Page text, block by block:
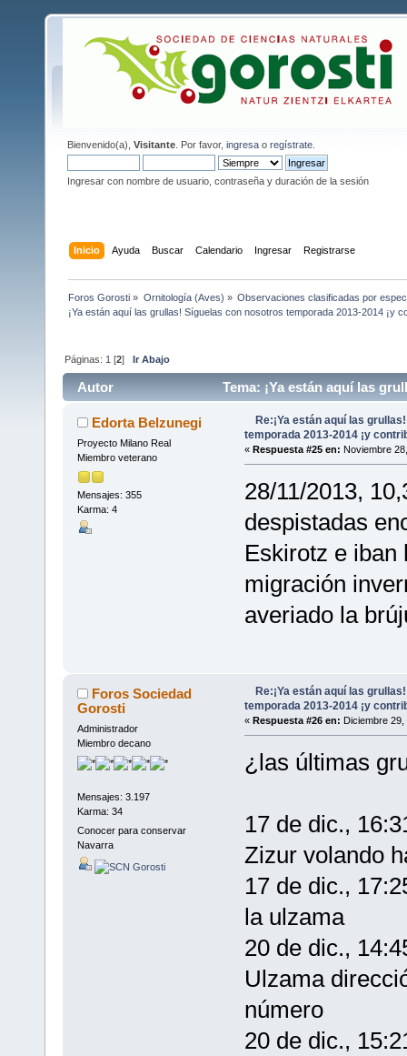
Bienvenido(a), Visitante . Por favor, ingresa o regístrate
Ingresar con nombre de usuario, contraseña y duración de la sesión
Inicio Ayuda Buscar Calendario Ingresar Registrarse
Foros Gorosti » Ornitología (Aves) » Observaciones clasificadas por
¡Ya están aquí las grullas! Síguelas con nosotros temporada 2013-2014 ¡y
Páginas: 1 [2]Ir Abajo
Autor
Tema: ¡Ya están aquí las
(Leído 12657 veces)
Edorta Belzunegi
Proyecto Milano Real
Miembro veterano
Mensajes: 355
Karma: 4
Re:¡Ya están aquí las
temporada 2013-2014 ¡y
« Respuesta #25 en: Noviembre
28/11/2013,
despistadas
Eskirotz e iban
migración
averiado la
Foros Sociedad
Gorosti
Administrador
Miembro decano
Mensajes: 3.197
Karma: 34
Conocer para conservar
Navarra
Re:¡Ya están aquí las
temporada 2013-2014 ¡y
« Respuesta #26 en: Diciembre
¿las últimas
17 de dic.,
Zizur volando
17 de dic.,
la ulzama
20 de dic.,
Ulzama
número
20 de dic.,